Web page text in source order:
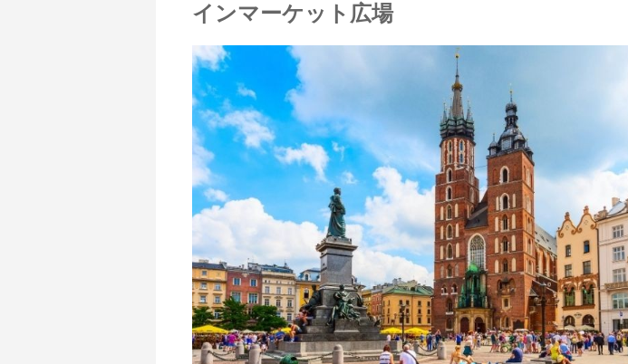
インマーケット広場